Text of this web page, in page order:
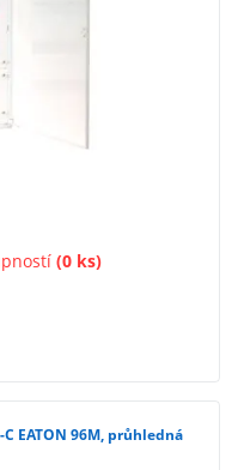
(0 ks)
EATON 96M, průhledná